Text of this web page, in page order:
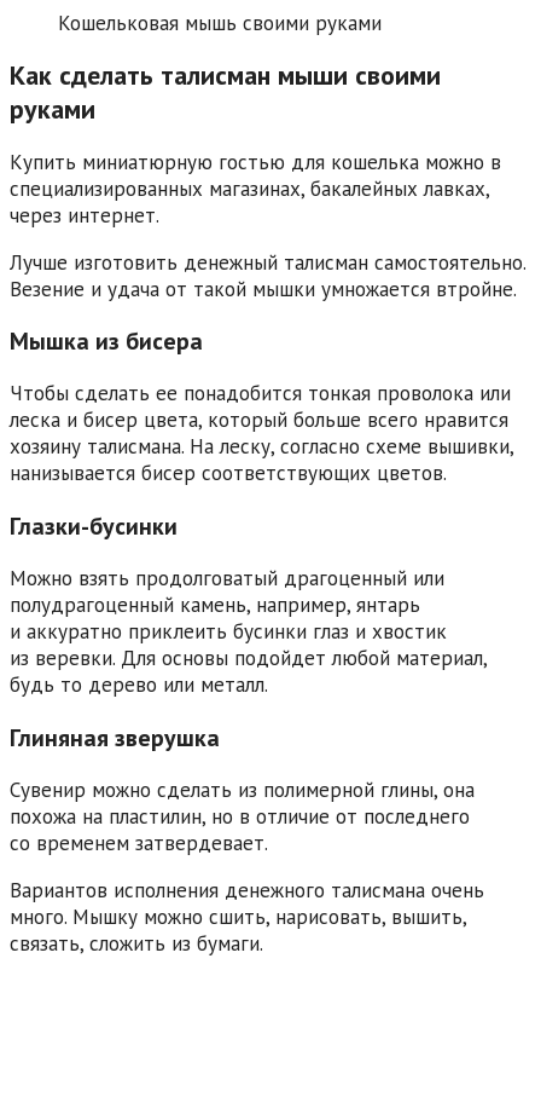
Кошельковая мышь своими руками
Как сделать талисман мыши своими
руками
Купить миниатюрную гостью для кошелька можно в
специализированных магазинах, бакалейных лавках,
через интернет.
Лучше изготовить денежный талисман самостоятельно.
Везение и удача от такой мышки умножается втройне.
Мышка из бисера
Чтобы сделать ее понадобится тонкая проволока или
леска и бисер цвета, который больше всего нравится
хозяину талисмана. На леску, согласно схеме вышивки,
нанизывается бисер соответствующих цветов.
Глазки-бусинки
Можно взять продолговатый драгоценный или
полудрагоценный камень, например, янтарь
и аккуратно приклеить бусинки глаз и хвостик
из веревки. Для основы подойдет любой материал,
будь то дерево или металл.
Глиняная зверушка
Сувенир можно сделать из полимерной глины, она
похожа на пластилин, но в отличие от последнего
со временем затвердевает.
Вариантов исполнения денежного талисмана очень
много. Мышку можно сшить, нарисовать, вышить,
связать, сложить из бумаги.